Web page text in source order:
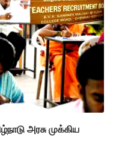
அரசு முக்கிய